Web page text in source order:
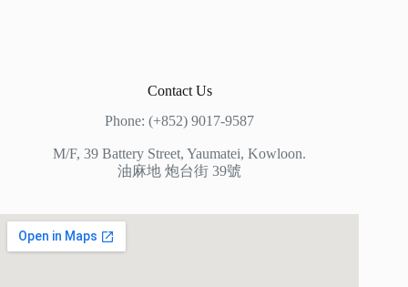
Contact Us
Phone: (+852) 9017-9587
M/F, 39 Battery Street, Yaumatei, Kowloon.
油麻地 炮台街 39號